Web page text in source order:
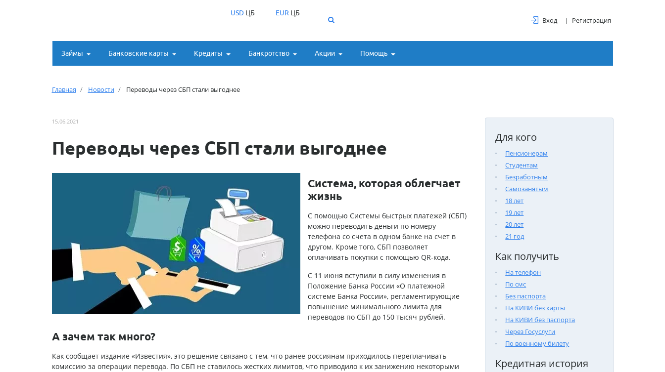
USDЦБ EUR ЦБ
Вход Регистрация
Займы Банковские карты Кредиты Банкротство Акции Помощь
Главная Новости Переводы через СБП стали выгоднее
Для кого
Пенсионерам
Студентам
Безработным
Самозанятым
18 лет
19 лет
20 лет
21 год
Как получить
На телефон
По смс
Без паспорта
На КИВИ без карты
На КИВИ без паспорта
Через Госуслуги
По военному билету
Кредитная история
15.06.2021
Переводы через СБП стали выгоднее
Система, которая облегчает
жизнь
С помощью Системы быстрых платежей (СБП)
можно переводить деньги по номеру
телефона со счета в одном банке на счет в
другом. Кроме того, СБП позволяет
оплачивать покупки с помощью QR-кода.
С 11 июня вступили в силу изменения в
Положение Банка России «О платежной
системе Банка России», регламентирующие
повышение минимального лимита для
переводов по СБП до 150 тысяч рублей.
А зачем так много?
Как сообщает издание «Известия», это решение связано с тем, что ранее россиянам приходилось переплачивать
комиссию за операции перевода. По СБП не ставилось жестких лимитов, что приводило к их занижению некоторыми